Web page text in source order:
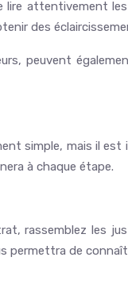
attentivement
des
peuvent
simple, mais il
à chaque étape.
rassemblez les
de